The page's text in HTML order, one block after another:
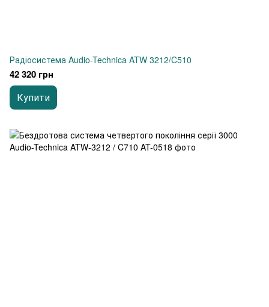
Радіосистема Audio-Technica ATW 3212/C510
42 320 грн
Купити